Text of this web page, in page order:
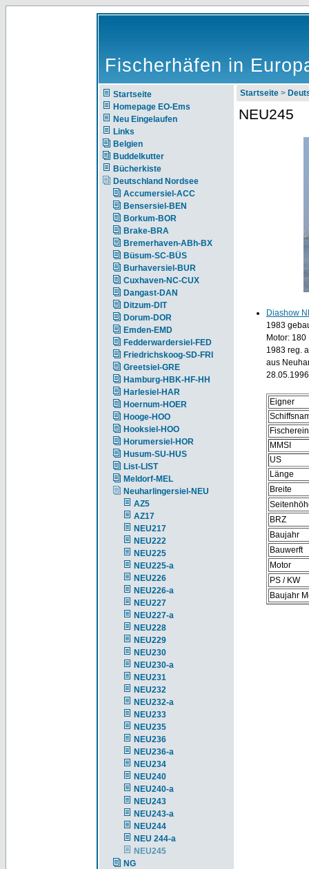
Fischerhäfen in
Startseite
Homepage EO-Ems
Neu Eingelaufen
Links
Belgien
Buddelkutter
Bücherkiste
Deutschland Nordsee
Accumersiel-ACC
Bensersiel-BEN
Borkum-BOR
Brake-BRA
Bremerhaven-ABh-BX
Büsum-SC-BÜS
Burhaversiel-BUR
Cuxhaven-NC-CUX
Dangast-DAN
Ditzum-DIT
Dorum-DOR
Emden-EMD
Fedderwardersiel-FED
Friedrichskoog-SD-FRI
Greetsiel-GRE
Hamburg-HBK-HF-HH
Harlesiel-HAR
Hoernum-HOER
Hooge-HOO
Hooksiel-HOO
Horumersiel-HOR
Husum-SU-HUS
List-LIST
Meldorf-MEL
Neuharlingersiel-NEU
AZ5
AZ17
NEU217
NEU222
NEU225
NEU225-a
NEU226
NEU226-a
NEU227
NEU227-a
NEU228
NEU229
NEU230
NEU230-a
NEU231
NEU232
NEU232-a
NEU233
NEU235
NEU236
NEU236-a
NEU234
NEU240
NEU240-a
NEU243
NEU243-a
NEU244
NEU 244-a
NEU245
NG
Startseite >
NEU245
Diashow
1983
Motor: 180
1983 reg.
aus
Eigner
MMSI
US
Länge
Breite
BRZ
Baujahr
Bauwerft
Motor
PS / KW
Baujahr